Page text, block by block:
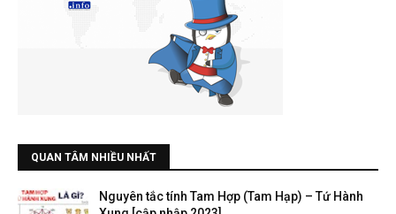
QUAN TÂM NHIỀU NHẤT
Nguyên tắc tính Tam Hợp (Tam Hạp) – Tứ Hành